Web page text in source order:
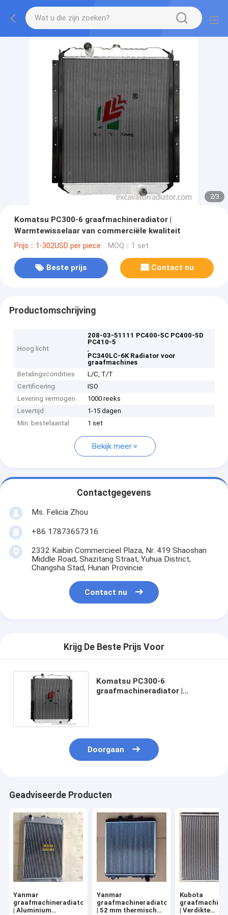
2/3
Komatsu PC300-6 graafmachineradiator |
Warmtewisselaar van commerciële kwaliteit
Prijs：1-302USD per piece MOQ：1 set
Beste prijs Contact nu
Productomschrijving
Hoog licht
208-03-51111 PC400-5C PC400-5D
PC410-5
,
PC340LC-6K Radiator voor
graafmachines
Betalingscondities
L/C, T/T
Certificering
ISO
Levering vermogen
1000 reeks
Levertijd
1-15 dagen
Min. bestelaantal
1 set
Bekijk meer
Contactgegevens
Ms. Felicia Zhou
+86 17873657316
2332 Kaibin Commercieel Plaza, Nr. 419 Shaoshan
Middle Road, Shazitang Straat, Yuhua District,
Changsha Stad, Hunan Provincie
Contact nu
Krijg De Beste Prijs Voor
Komatsu PC300-6
graafmachineradiator |
Doorgaan
Geadviseerde Producten
Yanmar
graafmachineradiator
| Aluminium
Yanmar
graafmachineradiator
| 52 mm thermisch
Kubota
| Verdikte